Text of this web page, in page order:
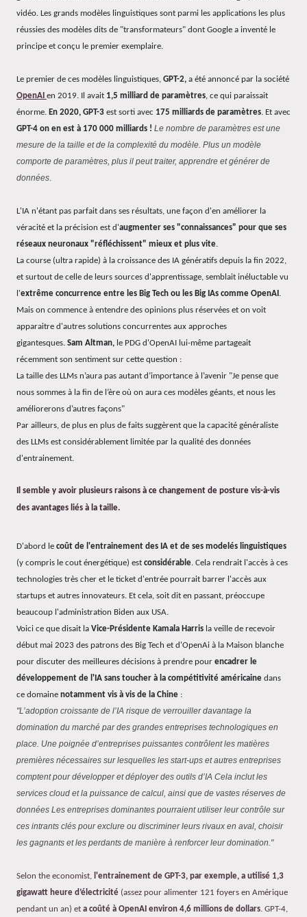
vidéo. Les grands modèles linguistiques sont parmi les applications les plus
réussies des modèles dits de "transformateurs" dont Google a inventé le
principe et conçu le premier exemplaire.
Le premier de ces modèles linguistiques, GPT-2, a été annoncé par la société
OpenAI en 2019. Il avait 1,5 milliard de paramètres, ce qui paraissait
énorme. En 2020, GPT-3 est sorti avec 175 milliards de paramètres. Et avec
GPT-4 on en est à 170 000 milliards ! Le nombre de paramètres est une
mesure de la taille et de la complexité du modèle. Plus un modèle
comporte de paramètres, plus il peut traiter, apprendre et générer de
données
L'IA n'étant pas parfait dans ses résultats, une façon d'en améliorer la
véracité et la précision est d'augmenter ses "connaissances" pour que ses
réseaux neuronaux "réfléchissent" mieux et plus vite.
La course (ultra rapide) à la croissance des IA génératifs depuis la fin 2022,
et surtout de celle de leurs sources d'apprentissage, semblait inéluctable vu
l'extrême concurrence entre les Big Tech ou les Big IAs comme OpenAI .
Mais on commence à entendre des opinions plus réservées et on voit
apparaitre d'autres solutions concurrentes aux approches
gigantesques. Sam Altman, le PDG d'OpenAI lui-même partageait
récemment son sentiment sur cette question :
La taille des LLMs n’aura pas autant d’importance à l’avenir "Je pense que
nous sommes à la fin de l’ère où on aura ces modèles géants, et nous les
améliorerons d’autres façons"
Par ailleurs, de plus en plus de faits suggèrent que la capacité généraliste
des LLMs est considérablement limitée par la qualité des données
d'entrainement.
Il semble y avoir plusieurs raisons à ce changement de posture vis-à-vis
des avantages liés à la taille.
D'abord le coût de l'entrainement des IA et de ses modelés linguistiques
(y compris le cout énergétique) est considérable. Cela rendrait l'accès à ces
technologies très cher et le ticket d'entrée pourrait barrer l'accès aux
startups et autres innovateurs. Et cela, soit dit en passant, préoccupe
beaucoup l'administration Biden aux USA.
Voici ce que disait la Vice-Présidente Kamala Harris la veille de recevoir
début mai 2023 des patrons des Big Tech et d'OpenAi à la Maison blanche
pour discuter des meilleures décisions à prendre pour encadrer le
développement de l'IA sans toucher à la compétitivité américaine dans
ce domaine notamment vis à vis de la Chine :
"L’adoption croissante de l’IA risque de verrouiller davantage la
domination du marché par des grandes entreprises technologiques en
place. Une poignée d’entreprises puissantes contrôlent les matières
premières nécessaires sur lesquelles les start-ups et autres entreprises
comptent pour développer et déployer des outils d’IA Cela inclut les
services cloud et la puissance de calcul, ainsi que de vastes réserves de
données Les entreprises dominantes pourraient utiliser leur contrôle sur
ces intrants clés pour exclure ou discriminer leurs rivaux en aval, choisir
les gagnants et les perdants de manière à renforcer leur domination."
Selon the economist, l'entrainement de GPT-3, par exemple, a utilisé 1,3
gigawatt heure d’électricité (assez pour alimenter 121 foyers en Amérique
pendant un an) et a coûté à OpenAI environ 4,6 millions de dollars. GPT-4,